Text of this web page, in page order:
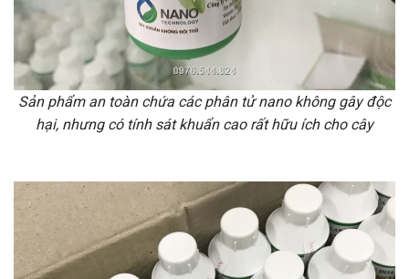
Sản phẩm an toàn chứa các phân tử nano không gây độc
hại, nhưng có tính sát khuẩn cao rất hữu ích cho cây